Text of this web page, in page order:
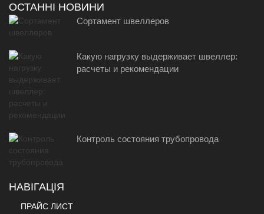
ОСТАННІ НОВИНИ
Сортамент швеллеров
Какую нагрузку выдерживает швеллер:
расчеты и рекомендации
Контроль состояния трубопровода
НАВІГАЦІЯ
ПРАЙС ЛИСТ